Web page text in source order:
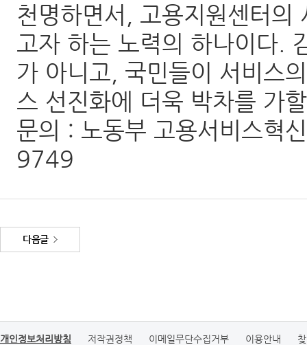
천명하면서, 고용지원센터의
고자 하는 노력의 하나이다.
가 아니고, 국민들이 서비스
스 선진화에 더욱 박차를 가
문의 : 노동부 고용서비스혁
9749
다음글
개인정보처리방침 저작권정책 이메일무단수집거부 이용안내